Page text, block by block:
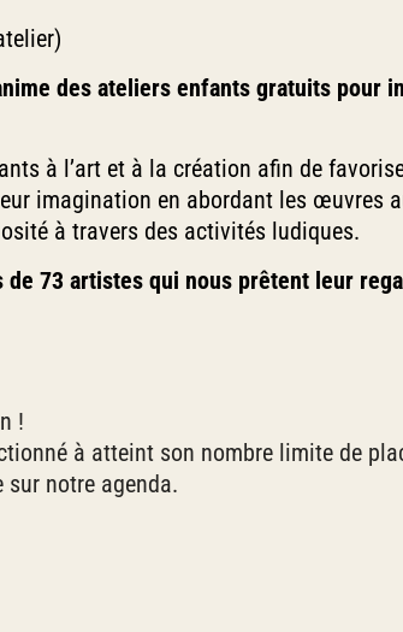
des ateliers enfants gratuits pour
à l’art et à la création afin de
imagination en abordant les œuvres
à travers des activités ludiques.
de 73 artistes qui nous prêtent leur
!
à atteint son nombre limite de
notre agenda.